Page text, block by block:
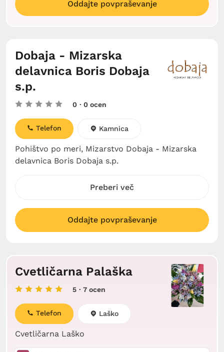
Oddajte povpraševanje
Dobaja - Mizarska
delavnica Boris Dobaja
s.p.
0 · 0 ocen
Pohištvo po meri, Mizarstvo Dobaja - Mizarska
delavnica Boris Dobaja s.p.
Telefon Kamnica
Preberi več
Oddajte povpraševanje
Cvetličarna Palaška
5 · 7 ocen
Cvetličarna Laško
Telefon Laško